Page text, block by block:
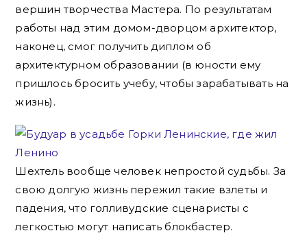
вершин творчества Мастера. По результатам
работы над этим домом-дворцом архитектор,
наконец, смог получить диплом об
архитектурном образовании (в юности ему
пришлось бросить учебу, чтобы зарабатывать на
жизнь).
Шехтель вообще человек непростой судьбы. За
свою долгую жизнь пережил такие взлеты и
падения, что голливудские сценаристы с
легкостью могут написать блокбастер.